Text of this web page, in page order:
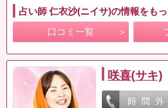
占い師 仁衣沙(ニイサ)の情報をも
口コミ一覧
咲喜(サキ)